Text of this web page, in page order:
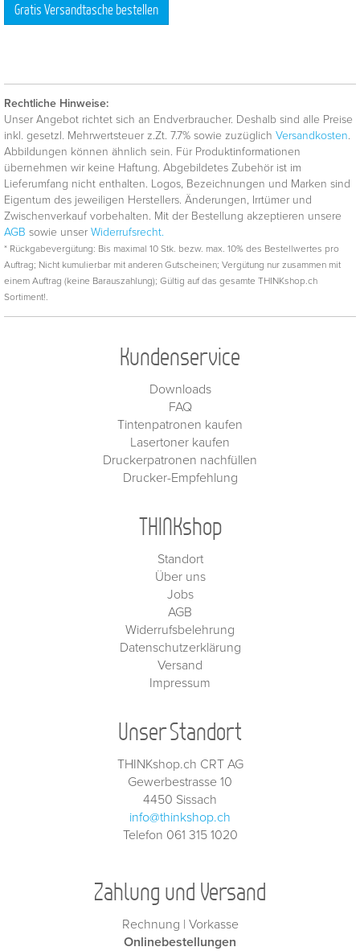
Gratis Versandtasche bestellen
Rechtliche Hinweise:
Unser Angebot richtet sich an Endverbraucher. Deshalb sind alle Preise
inkl. gesetzl. Mehrwertsteuer z.Zt. 7.7% sowie zuzüglich Versandkosten.
Abbildungen können ähnlich sein. Für Produktinformationen
übernehmen wir keine Haftung. Abgebildetes Zubehör ist im
Lieferumfang nicht enthalten. Logos, Bezeichnungen und Marken sind
Eigentum des jeweiligen Herstellers. Änderungen, Irrtümer und
Zwischenverkauf vorbehalten. Mit der Bestellung akzeptieren unsere
AGB sowie unser Widerrufsrecht.
* Rückgabevergütung: Bis maximal 10 Stk. bezw. max. 10% des Bestellwertes pro
Auftrag; Nicht kumulierbar mit anderen Gutscheinen; Vergütung nur zusammen mit
einem Auftrag (keine Barauszahlung); Gültig auf das gesamte THINKshop.ch
Sortiment!.
Kundenservice
Downloads
FAQ
Tintenpatronen kaufen
Lasertoner kaufen
Druckerpatronen nachfüllen
Drucker-Empfehlung
THINKshop
Standort
Über uns
Jobs
AGB
Widerrufsbelehrung
Datenschutzerklärung
Versand
Impressum
Unser Standort
THINKshop.ch CRT AG
Gewerbestrasse 10
4450 Sissach
info@thinkshop.ch
Telefon 061 315 1020
Zahlung und Versand
Rechnung | Vorkasse
Onlinebestellungen